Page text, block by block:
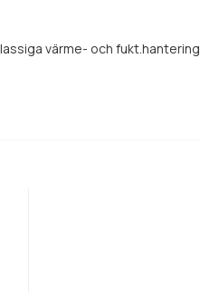
värme- och fukt.hantering